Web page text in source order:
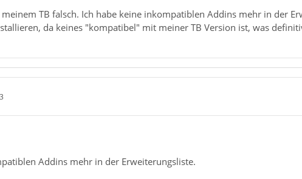
TB falsch. Ich habe keine inkompatiblen Addins mehr in der
da keines "kompatibel" mit meiner TB Version ist, was
Addins mehr in der Erweiterungsliste.